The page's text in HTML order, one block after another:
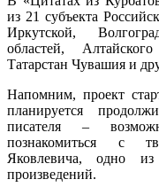
из 21 субъекта
Иркутской,
областей,
Татарстан Чувашия и
Напомним, проект
планируется
писателя –
познакомиться с
Яковлевича, одно из
произведений.